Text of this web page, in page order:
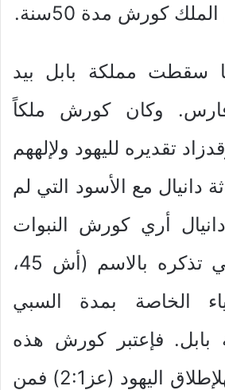
كورش مدة 50سنة.
سقطت مملكة بابل بيد
وكان كورش ملكاً
تقديره لليهود ولإلههم
دانيال مع الأسود التي لم
أري كورش النبوات
الخاصة به والتي تذكره بالاسم (أش 45،
الخاصة بمدة السبي
فإعتبر كورش هذه
النبوات دعوة لهلإطلاق اليهود (عز2:1) فمن